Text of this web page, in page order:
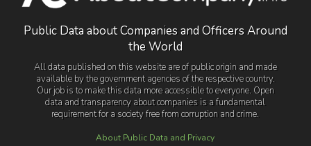
Public Data about Companies and Officers Around
the World
All data published on this website are of public origin and made
available by the government agencies of the respective country.
Our job is to make this data more accessible to everyone. Open
data and transparency about companies is a fundamental
requirement for a society free from corruption and crime.
About Public Data and Privacy